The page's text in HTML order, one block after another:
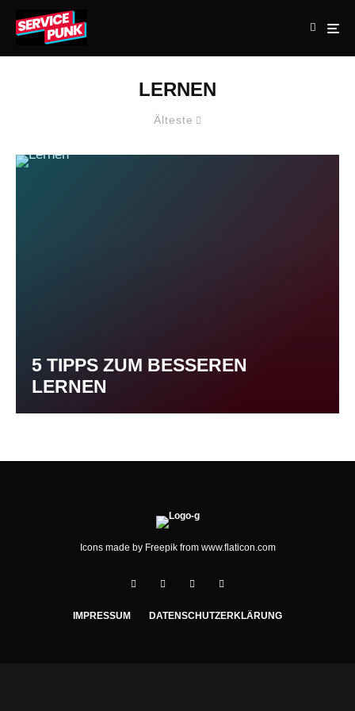
LERNEN
Älteste
5 TIPPS ZUM BESSEREN
LERNEN
Icons made by Freepikfrom www.flaticon.com
IMPRESSUM DATENSCHUTZERKLÄRUNG